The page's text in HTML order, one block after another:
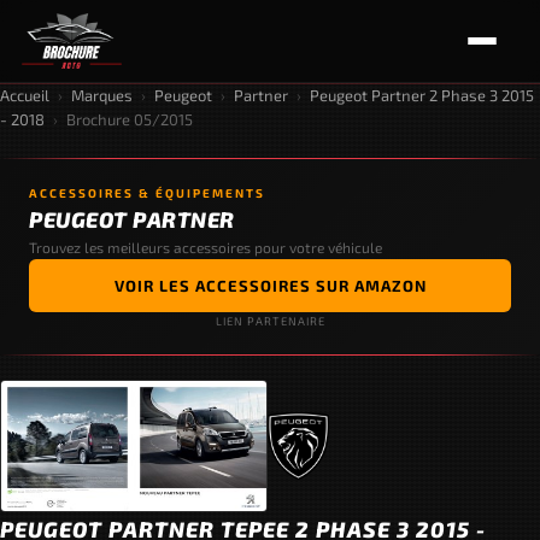
Accueil › Marques › Peugeot › Partner › Peugeot Partner 2 Phase 3 2015
- 2018 › Brochure 05/2015
ACCESSOIRES & ÉQUIPEMENTS
PEUGEOT PARTNER
Trouvez les meilleurs accessoires pour votre véhicule
VOIR LES ACCESSOIRES SUR AMAZON
LIEN PARTENAIRE
PEUGEOT PARTNER TEPEE 2 PHASE 3 2015 -